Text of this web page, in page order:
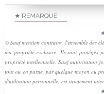
★ REMARQUE
© Sauf mention contraire, l'ensemble des
ma propriété exclusive. Ils sont protégés
propriété intellectuelle. Sauf autorisation
tout ou en partie, par quelque moyen ou
d'utilisation personnelle, est strictement